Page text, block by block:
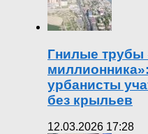
Гнилые трубы
урбанисты
без крыльев
12.03.2026 17:28